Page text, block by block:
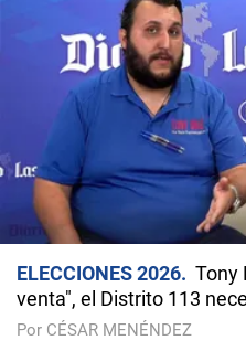
ELECCIONES 2026
Tony
venta", el Distrito 113
Por CÉSAR MENÉNDEZ